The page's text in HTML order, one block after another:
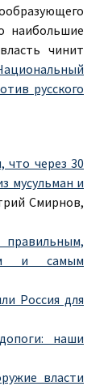
наибольшие
чинит
русского
что через 30
мусульман и
Смирнов,
и самым
Россия для
наши
власти